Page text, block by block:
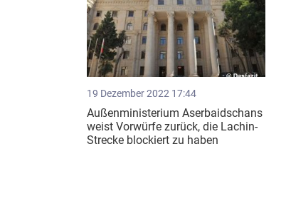
19 Dezember 2022 17:44
Außenministerium Aserbaidschans
weist Vorwürfe zurück, die Lachin-
Strecke blockiert zu haben